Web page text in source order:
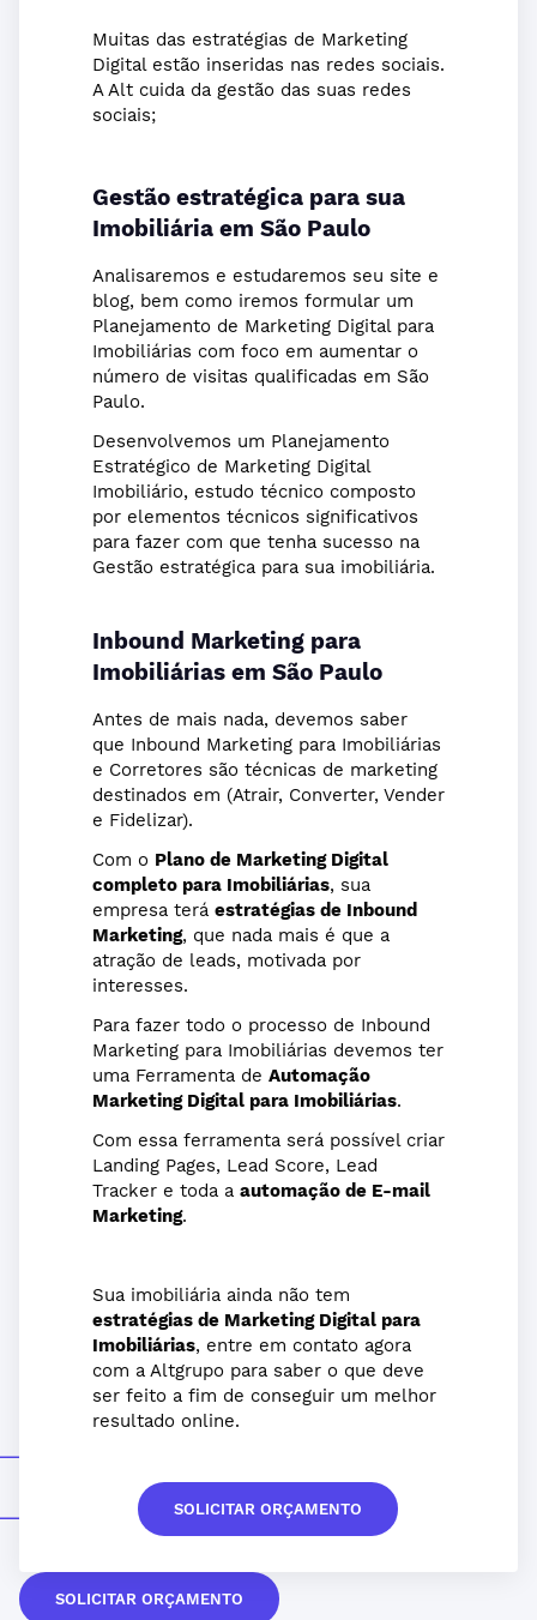
Muitas das estratégias de Marketing
Digital estão inseridas nas redes sociais.
A Alt cuida da gestão das suas redes
sociais;
Gestão estratégica para sua
Imobiliária em São Paulo
Analisaremos e estudaremos seu site e
blog, bem como iremos formular um
Planejamento de Marketing Digital para
Imobiliárias com foco em aumentar o
número de visitas qualificadas em São
Paulo.
Desenvolvemos um Planejamento
Estratégico de Marketing Digital
Imobiliário, estudo técnico composto
por elementos técnicos significativos
para fazer com que tenha sucesso na
Gestão estratégica para sua imobiliária.
Inbound Marketing para
Imobiliárias em São Paulo
Antes de mais nada, devemos saber
que Inbound Marketing para Imobiliárias
e Corretores são técnicas de marketing
destinados em (Atrair, Converter, Vender
e Fidelizar).
Com o Plano de Marketing Digital
completo para Imobiliárias, sua
empresa terá estratégias de Inbound
Marketing, que nada mais é que a
atração de leads, motivada por
interesses.
Para fazer todo o processo de Inbound
Marketing para Imobiliárias devemos ter
uma Ferramenta de Automação
Marketing Digital para Imobiliárias.
Com essa ferramenta será possível criar
Landing Pages, Lead Score, Lead
Tracker e toda a automação de E-mail
Marketing.
Sua imobiliária ainda não tem
estratégias de Marketing Digital para
Imobiliárias, entre em contato agora
com a Altgrupo para saber o que deve
ser feito a fim de conseguir um melhor
resultado online.
SOLICITAR ORÇAMENTO
SOLICITAR ORÇAMENTO